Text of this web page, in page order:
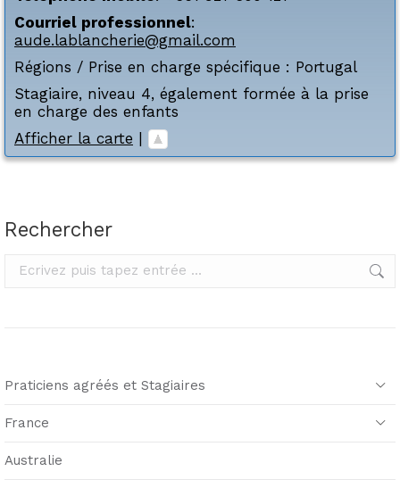
Courriel professionnel:
aude.lablancherie@gmail.com
Régions / Prise en charge spécifique : Portugal
Stagiaire, niveau 4, également formée à la prise
en charge des enfants
Afficher la carte |
Rechercher
Rechercher
Praticiens agréés et Stagiaires
France
Australie